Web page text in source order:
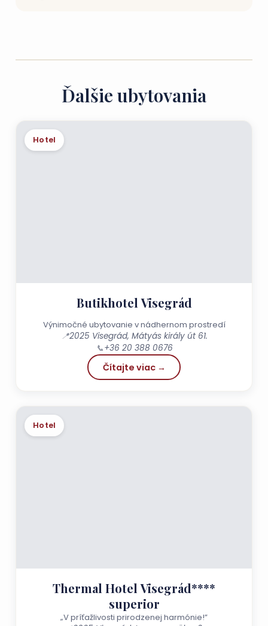
Ďalšie ubytovania
Hotel
Butikhotel Visegrád
Výnimočné ubytovanie v nádhernom prostredí
📍2025 Visegrád, Mátyás király út 61.
📞+36 20 388 0676
Čítajte viac →
Hotel
Thermal Hotel Visegrád****
superior
„V príťažlivosti prirodzenej harmónie!”